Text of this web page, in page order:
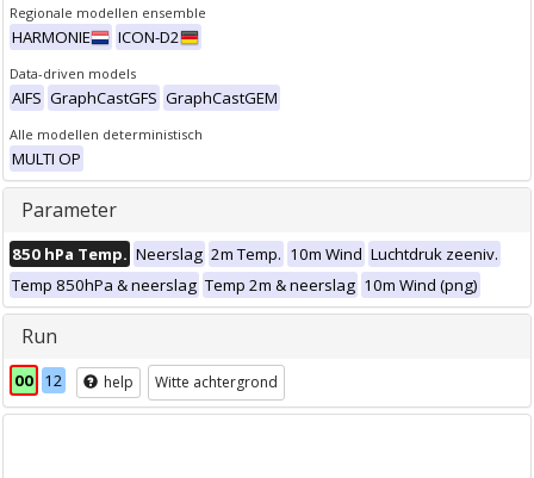
Regionale modellen ensemble
HARMONIE ICON-D2
Data-driven models
AIFS GraphCastGFS GraphCastGEM
Alle modellen deterministisch
MULTI OP
Parameter
850 hPa Temp. Neerslag 2m Temp. 10m Wind Luchtdruk zeeniv.
Temp 850hPa & neerslag Temp 2m & neerslag 10m Wind (png)
Run
00 12 help Witte achtergrond